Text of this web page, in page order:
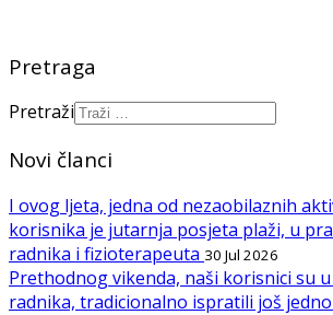
Pretraga
Pretraži
Novi članci
I ovog ljeta, jedna od nezaobilaznih
korisnika je jutarnja posjeta plaži, u
radnika i fizioterapeuta 30 Jul 2026
Prethodnog vikenda, naši korisnici su
radnika, tradicionalno ispratili još